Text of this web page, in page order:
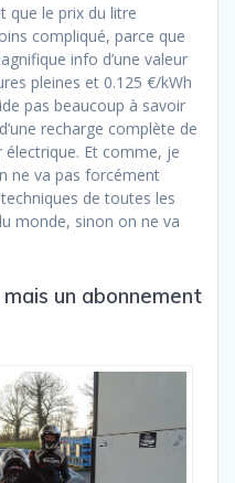
que le prix du litre
compliqué, parce que
info d’une valeur
pleines et 0.125 €/kWh
pas beaucoup à savoir
recharge complète de
Et comme, je
ne va pas forcément
de toutes les
monde, sinon on ne va
un abonnement